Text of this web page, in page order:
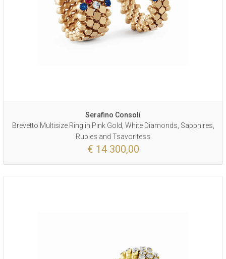
Serafino Consoli
Brevetto Multisize Ring in Pink Gold, White Diamonds, Sapphires,
Rubies and Tsavoritess
€ 14 300,00